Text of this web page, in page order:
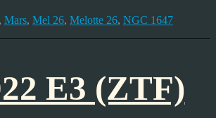
, Mars, Mel 26, Melotte 26, NGC 1647
E3 (ZTF)